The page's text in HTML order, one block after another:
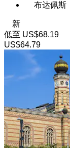
布达佩斯
新
低至 US$68.19
US$64.79